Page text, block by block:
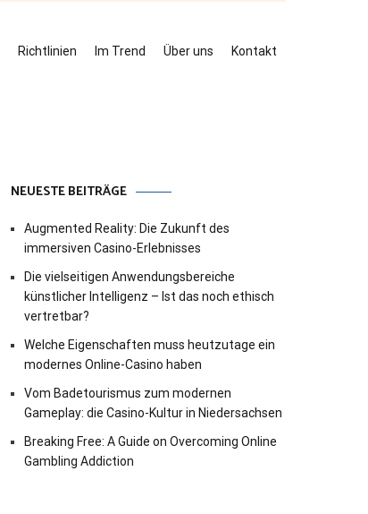
Richtlinien Im Trend Über uns Kontakt
NEUESTE BEITRÄGE
Augmented Reality: Die Zukunft des
immersiven Casino-Erlebnisses
Die vielseitigen Anwendungsbereiche
künstlicher Intelligenz – Ist das noch ethisch
vertretbar?
Welche Eigenschaften muss heutzutage ein
modernes Online-Casino haben
Vom Badetourismus zum modernen
Gameplay: die Casino-Kultur in Niedersachsen
Breaking Free: A Guide on Overcoming Online
Gambling Addiction